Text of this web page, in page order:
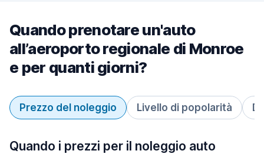
Quando prenotare un'auto
all’aeroporto regionale di Monroe
e per quanti giorni?
Prezzo del noleggio Livello di popolarità
Quando i prezzi per il noleggio auto